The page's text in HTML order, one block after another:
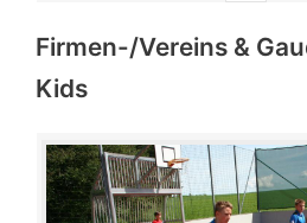
Firmen-/Vereins &
Kids